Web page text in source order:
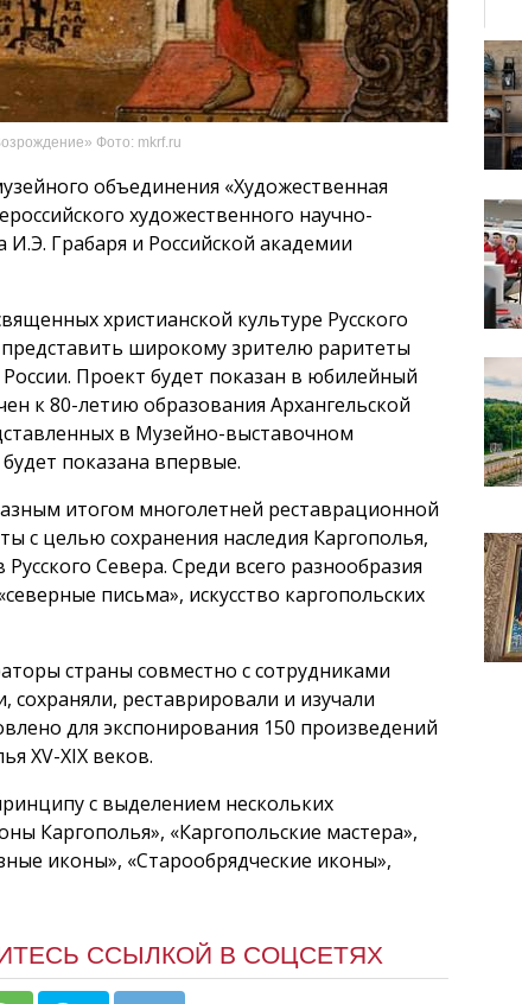
Фото: mkrf.ru
объединения «Художественная
художественного научно-
Грабаря и Российской академии
христианской культуре Русского
широкому зрителю раритеты
Проект будет показан в юбилейный
к 80-летию образования Архангельской
в Музейно-выставочном
показана впервые.
итогом многолетней реставрационной
с целью сохранения наследия Каргополья,
Севера. Среди всего разнообразия
письма», искусство каргопольских
страны совместно с сотрудниками
сохраняли, реставрировали и изучали
для экспонирования 150 произведений
ХV-ХIХ веков.
с выделением нескольких
Каргополья», «Каргопольские мастера»,
иконы», «Старообрядческие иконы»,
ССЫЛКОЙ В СОЦСЕТЯХ